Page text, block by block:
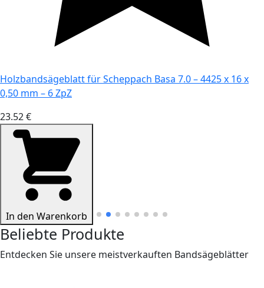
Holzbandsägeblatt für Scheppach Basa 7.0 – 4425 x 16 x
0,50 mm – 6 ZpZ
23.52 €
In den Warenkorb
Beliebte Produkte
Entdecken Sie unsere meistverkauften Bandsägeblätter